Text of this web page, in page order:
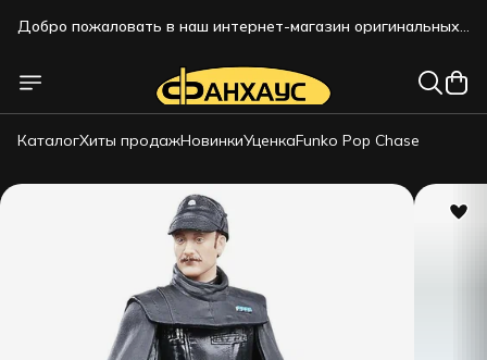
Добро пожаловать в наш интернет-магазин оригинальных
Добро пожаловать в наш интернет-магазин оригинальных
коллекционных фигурок!!!
КаталогХиты продажНовинкиУценкаFunko Pop Chase